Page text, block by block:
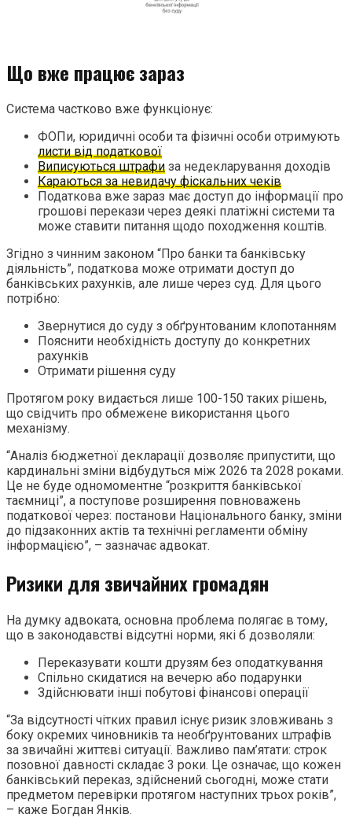
Що вже працює зараз
Система частково вже функціонує:
ФОПи, юридичні особи та фізичні особи отримують
листи від податкової
Виписуються штрафи за недекларування доходів
Караються за невидачу фіскальних чеків
Податкова вже зараз має доступ до інформації про
грошові перекази через деякі платіжні системи та
може ставити питання щодо походження коштів.
Згідно з чинним законом “Про банки та банківську
діяльність”, податкова може отримати доступ до
банківських рахунків, але лише через суд. Для цього
потрібно:
Звернутися до суду з обґрунтованим клопотанням
Пояснити необхідність доступу до конкретних
рахунків
Отримати рішення суду
Протягом року видається лише 100-150 таких рішень,
що свідчить про обмежене використання цього
механізму.
“Аналіз бюджетної декларації дозволяє припустити, що
кардинальні зміни відбудуться між 2026 та 2028 роками.
Це не буде одномоментне “розкриття банківської
таємниці”, а поступове розширення повноважень
податкової через: постанови Національного банку, зміни
до підзаконних актів та технічні регламенти обміну
інформацією”, – зазначає адвокат.
Ризики для звичайних громадян
На думку адвоката, основна проблема полягає в тому,
що в законодавстві відсутні норми, які б дозволяли:
Переказувати кошти друзям без оподаткування
Спільно скидатися на вечерю або подарунки
Здійснювати інші побутові фінансові операції
“За відсутності чітких правил існує ризик зловживань з
боку окремих чиновників та необґрунтованих штрафів
за звичайні життєві ситуації. Важливо пам’ятати: строк
позовної давності складає 3 роки. Це означає, що кожен
банківський переказ, здійснений сьогодні, може стати
предметом перевірки протягом наступних трьох років”,
– каже Богдан Янків.